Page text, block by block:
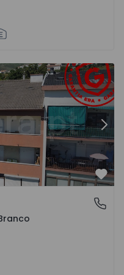
e Canhoso - 1497806 -